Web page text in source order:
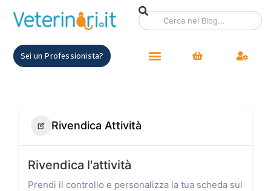
Sei un Professionista?
Rivendica Attività
Rivendica l'attività
Prendi il controllo e personalizza la tua scheda sul